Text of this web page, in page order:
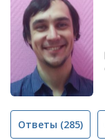
Ответы (285)